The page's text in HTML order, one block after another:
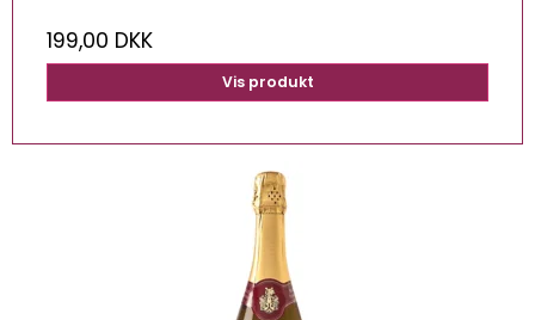
199,00 DKK
Vis produkt